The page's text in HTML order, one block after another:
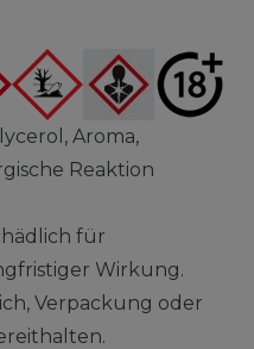
Aroma,
Reaktion
für
Wirkung.
Verpackung oder